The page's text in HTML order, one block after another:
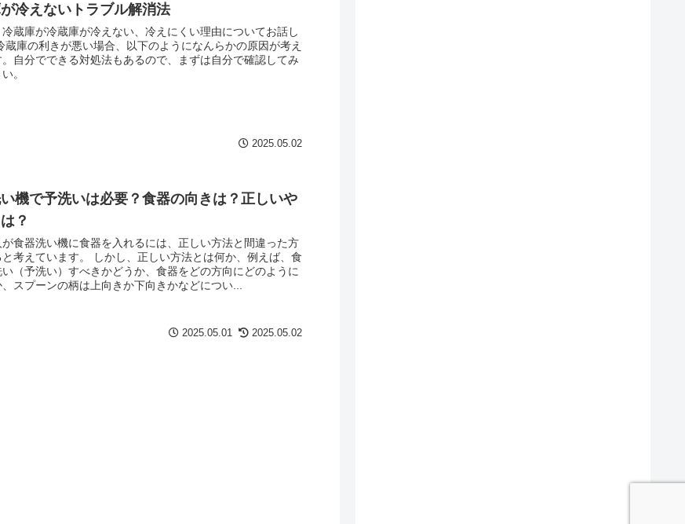
冷えないトラブル解消法
蔵庫が冷蔵庫が冷えない、冷えにくい理由についてお話し
蔵庫の利きが悪い場合、以下のようになんらかの原因が考え
。自分でできる対処法もあるので、まずは自分で確認してみ
。
2025.05.02
機で予洗いは必要？食器の向きは？正しいや
？
が食器洗い機に食器を入れるには、正しい方法と間違った方
考えています。 しかし、正しい方法とは何か、例えば、食
（予洗い）すべきかどうか、食器をどの方向にどのように
スプーンの柄は上向きか下向きかなどについ...
2025.05.01 2025.05.02